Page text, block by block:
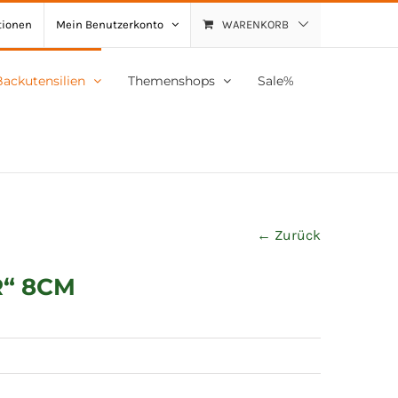
Mein Benutzerkonto WARENKORB
Themenshops Sale%
← Zurück
8CM